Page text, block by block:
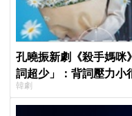
孔曉振新劇《殺手媽咪
詞超少」：背詞壓力小
韓劇